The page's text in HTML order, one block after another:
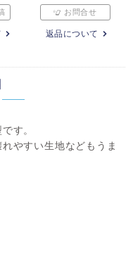
お問合せ
返品について
す。
やすい生地などもうま